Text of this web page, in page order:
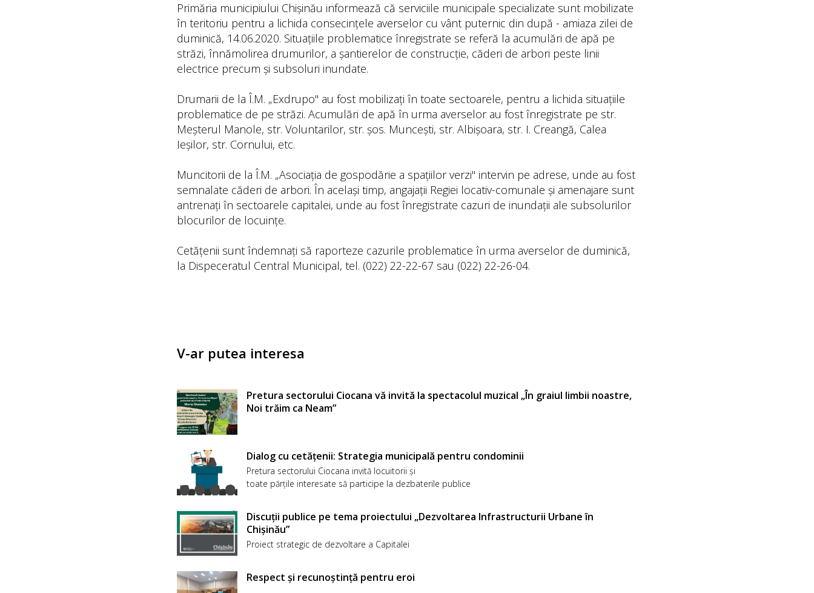
Primăria municipiului Chișinău informează că serviciile municipale specializate sunt mobilizate
în teritoriu pentru a lichida consecințele averselor cu vânt puternic din după - amiaza zilei de
duminică, 14.06.2020. Situațiile problematice înregistrate se referă la acumulări de apă pe
străzi, înnămolirea drumurilor, a șantierelor de construcție, căderi de arbori peste linii
electrice precum și subsoluri inundate.
Drumarii de la Î.M. „Exdrupo" au fost mobilizați în toate sectoarele, pentru a lichida situațiile
problematice de pe străzi. Acumulări de apă în urma averselor au fost înregistrate pe str.
Meșterul Manole, str. Voluntarilor, str. șos. Muncești, str. Albișoara, str. I. Creangă, Calea
Ieșilor, str. Cornului, etc.
Muncitorii de la Î.M. „Asociația de gospodărie a spațiilor verzi" intervin pe adrese, unde au fost
semnalate căderi de arbori. În același timp, angajații Regiei locativ-comunale și amenajare sunt
antrenați în sectoarele capitalei, unde au fost înregistrate cazuri de inundații ale subsolurilor
blocurilor de locuințe.
Cetățenii sunt îndemnați să raporteze cazurile problematice în urma averselor de duminică,
la Dispeceratul Central Municipal, tel. (022) 22-22-67 sau (022) 22-26-04.
V-ar putea interesa
Pretura sectorului Ciocana vă invită la spectacolul muzical „În graiul limbii noastre,
Noi trăim ca Neam”
Dialog cu cetățenii: Strategia municipală pentru condominii
Pretura sectorului Ciocana invită locuitorii și
toate părțile interesate să participe la dezbaterile publice
Discuții publice pe tema proiectului „Dezvoltarea Infrastructurii Urbane în
Chișinău”
Proiect strategic de dezvoltare a Capitalei
Respect și recunoștință pentru eroi